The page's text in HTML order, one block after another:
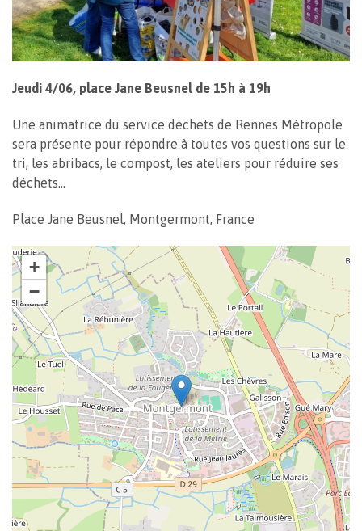
Jeudi 4/06, place Jane Beusnel de 15h à 19h
Une animatrice du service déchets de Rennes Métropole
sera présente pour répondre à toutes vos questions sur le
tri, les abribacs, le compost, les ateliers pour réduire ses
déchets…
Place Jane Beusnel, Montgermont, France
+
−